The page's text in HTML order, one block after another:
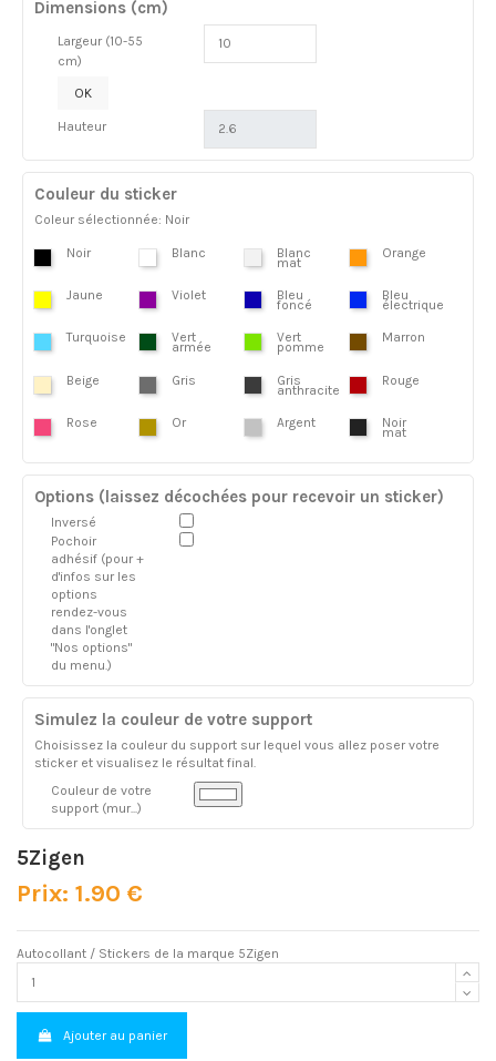
Dimensions (cm)
Largeur (10-55
cm)
OK
Hauteur
Couleur du sticker
Coleur sélectionnée: Noir
Noir Blanc Blanc
mat
Orange
Jaune Violet Bleu
foncé
Bleu
électrique
Turquoise Vert
armée
Vert
pomme
Marron
Beige Gris Gris
anthracite
Rouge
Rose Or Argent Noir
mat
Options (laissez décochées pour recevoir un sticker)
Inversé
Pochoir
adhésif (pour +
d'infos sur les
options
rendez-vous
dans l'onglet
"Nos options"
du menu.)
Simulez la couleur de votre support
Choisissez la couleur du support sur lequel vous allez poser votre
sticker et visualisez le résultat final.
Couleur de votre
support (mur...)
5Zigen
Prix: 1.90 €
Autocollant / Stickers de la marque 5Zigen
Ajouter au panier